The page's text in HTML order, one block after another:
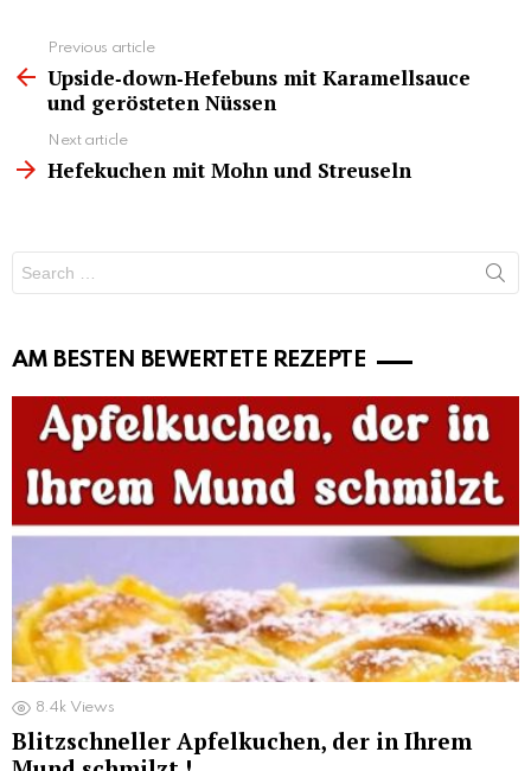
more
Previous article
Upside‑down‑Hefebuns mit Karamellsauce
und gerösteten Nüssen
Next article
Hefekuchen mit Mohn und Streuseln
for:
AM BESTEN BEWERTETE REZEPTE
8.4k Views
Blitzschneller Apfelkuchen, der in Ihrem